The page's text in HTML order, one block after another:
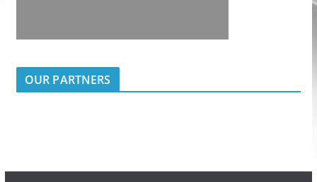
OUR PARTNERS